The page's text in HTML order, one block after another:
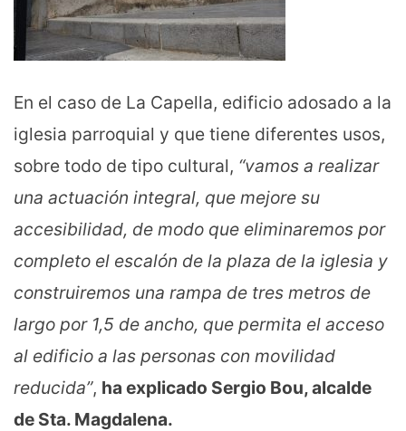
En el caso de La Capella, edificio adosado a la
iglesia parroquial y que tiene diferentes usos,
sobre todo de tipo cultural, “vamos a realizar
una actuación integral, que mejore su
accesibilidad, de modo que eliminaremos por
completo el escalón de la plaza de la iglesia y
construiremos una rampa de tres metros de
largo por 1,5 de ancho, que permita el acceso
al edificio a las personas con movilidad
reducida”, ha explicado Sergio Bou, alcalde
de Sta. Magdalena.